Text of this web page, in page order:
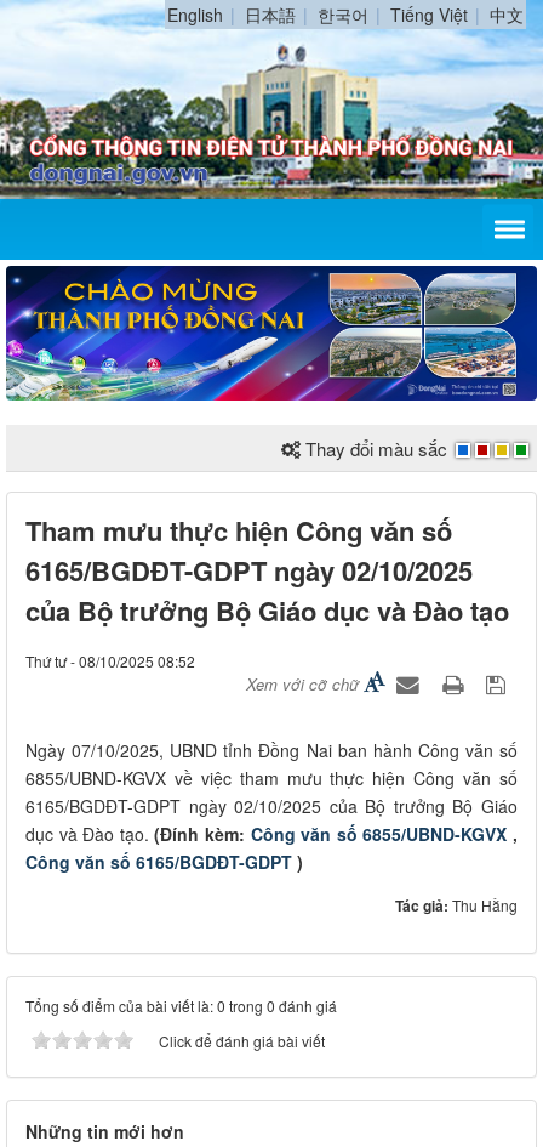
English 日本語 한국어 Tiếng Việt 中文
Thay đổi màu sắc
Tham mưu thực hiện Công văn số
6165/BGDĐT-GDPT ngày 02/10/2025
của Bộ trưởng Bộ Giáo dục và Đào tạo
Thứ tư - 08/10/2025 08:52
Xem với cỡ chữ
Ngày 07/10/2025, UBND tỉnh Đồng Nai ban hành Công văn số
6855/UBND-KGVX về việc tham mưu thực hiện Công văn số
6165/BGDĐT-GDPT ngày 02/10/2025 của Bộ trưởng Bộ Giáo
dục và Đào tạo.(Đính kèm: Công văn số 6855/UBND-KGVX ,
Công văn số 6165/BGDĐT-GDPT )
Tác giả: Thu Hằng
Tổng số điểm của bài viết là: 0 trong 0 đánh giá
Click để đánh giá bài viết
Những tin mới hơn